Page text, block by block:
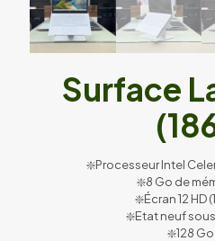
Surface
❇️Processeur Intel
❇️8 Go de
❇️Écran 12 HD
❇️Etat neuf
❇️128